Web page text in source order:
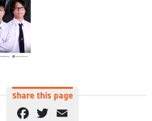
Share this page
Facebook
Twitter